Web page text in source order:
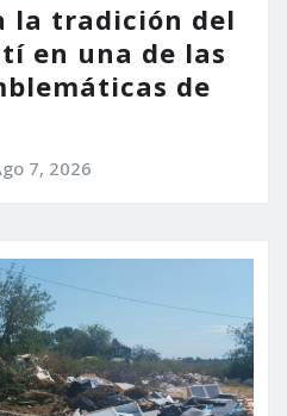
la tradición del
en una de las
de
7, 2026